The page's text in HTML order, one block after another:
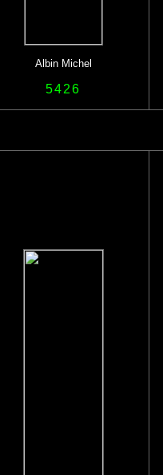
Albin Michel
5426